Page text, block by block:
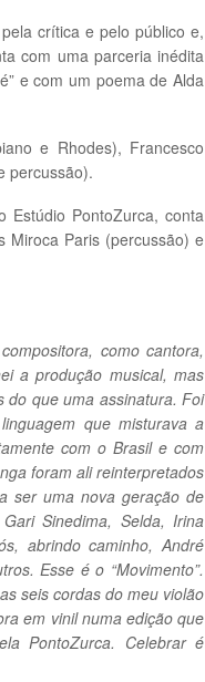
crítica e pelo público e,
com uma parceria inédita
e com um poema de Alda
e Rhodes), Francesco
percussão).
Estúdio PontoZurca, conta
Miroca Paris (percussão) e
como cantora,
a produção musical, mas
do que uma assinatura. Foi
que misturava a
com o Brasil e com
foram ali reinterpretados
ser uma nova geração de
Sinedima, Selda, Irina
abrindo caminho, André
Esse é o “Movimento”.
seis cordas do meu violão
em vinil numa edição que
PontoZurca. Celebrar é